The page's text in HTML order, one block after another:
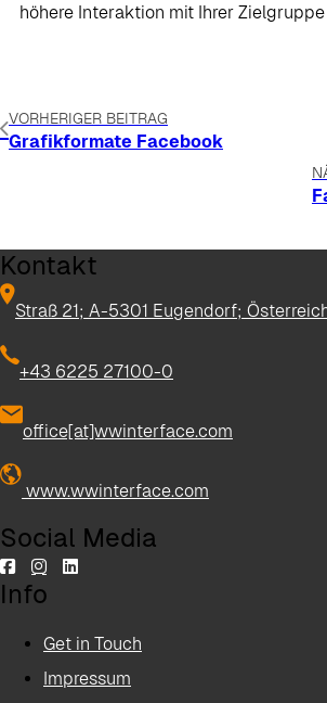
höhere Interaktion mit Ihrer
VORHERIGER BEITRAG
Grafikformate Facebook
Kontakt
Straß 21; A-5301 Eugendorf;
+43 6225 27100-0
office[at]wwinterface.com
www.wwinterface.com
Social Media
Info
Get in Touch
Impressum